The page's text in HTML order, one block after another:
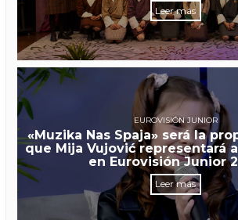
Leer más
EUROVISIÓN JUNIOR
«Muzika Nas Spaja» será la
que Mija Vujović representará
en Eurovisión Junior
Leer más